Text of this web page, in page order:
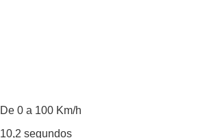
De 0 a 100 Km/h
10,2 segundos